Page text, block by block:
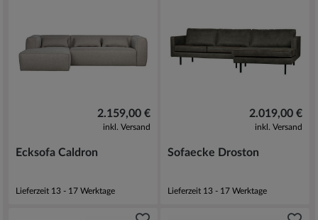
2.159,00 €
inkl. Versand
Ecksofa Caldron
Lieferzeit 13 - 17 Werktage
2.019,00 €
inkl. Versand
Sofaecke Droston
Lieferzeit 13 - 17 Werktage